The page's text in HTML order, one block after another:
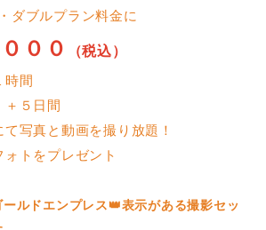
ダブルプラン料金に
００
（税込）
時間
５日間
写真と動画を撮り放題！
トをプレゼント
ルドエンプレス👑表示がある撮影セッ